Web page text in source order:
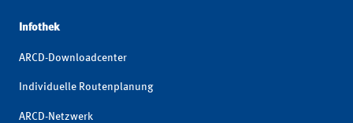
Infothek
ARCD-Downloadcenter
Individuelle Routenplanung
ARCD-Netzwerk